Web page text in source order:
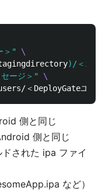
＞"
\
) /＜ipa
ージ＞" \
側と同じ
側と同じ
された ipa ファイ
など）